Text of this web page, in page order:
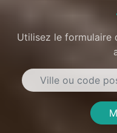
Utilisez le formulaire